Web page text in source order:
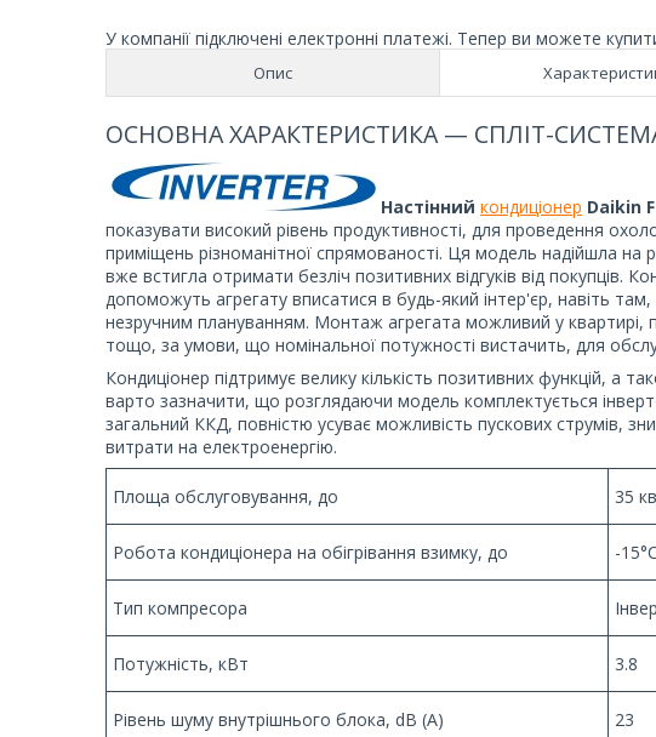
У компанії підключені електронні платежі. Тепер ви можете
Опис
ОСНОВНА ХАРАКТЕРИСТИКА — СПЛІТ-СИСТЕМА
Настінний кондиціонер Daikin
показувати високий рівень продуктивності, для проведення
приміщень різноманітної спрямованості. Ця модель надійшла
вже встигла отримати безліч позитивних відгуків від покупців.
допоможуть агрегату вписатися в будь-який інтер'єр, навіть
незручним плануванням. Монтаж агрегата можливий у квартирі,
тощо, за умови, що номінальної потужності вистачить, для
Кондиціонер підтримує велику кількість позитивних функцій, а
варто зазначити, що розглядаючи модель комплектується
загальний ККД, повністю усуває можливість пускових струмів,
витрати на електроенергію.
Площа обслуговування, до 35
Робота кондиціонера на обігрівання взимку, до -15°С
Тип компресора
Потужність, кВт 3.8
Рівень шуму внутрішнього блока, dB (A) 23